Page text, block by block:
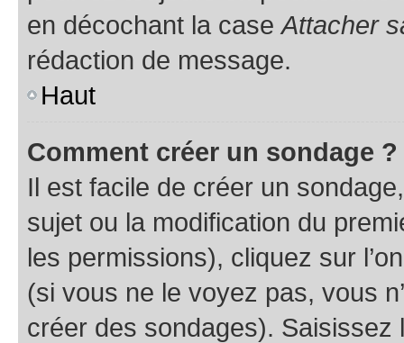
en décochant la caseAttacher
rédaction de message.
Haut
Comment créer un sondage ?
Il est facile de créer un
sujet ou la modification du
les permissions), cliquez sur
(si vous ne le voyez pas, vous
créer des sondages).